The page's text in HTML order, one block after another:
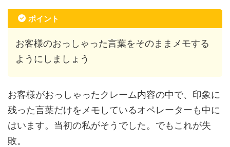
ポイント
お客様のおっしゃった言葉をそのままメモする
ようにしましょう
お客様がおっしゃったクレーム内容の中で、印象に
残った言葉だけをメモしているオペレーターも中に
はいます。当初の私がそうでした。でもこれが失
敗。